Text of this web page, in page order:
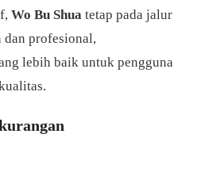
Wo Bu Shua tetap pada jalur
dan profesional,
lebih baik untuk pengguna